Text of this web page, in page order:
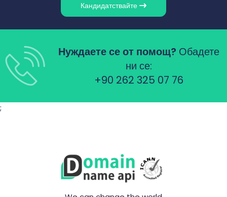
Кандидатствайте
Нуждаете се от помощ? Обадете
ни се:
+90 262 325 07 76
;